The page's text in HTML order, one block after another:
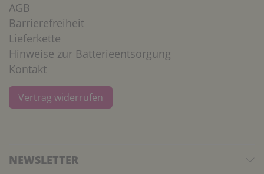
AGB
Barrierefreiheit
Lieferkette
Hinweise zur Batterieentsorgung
Kontakt
Vertrag widerrufen
NEWSLETTER